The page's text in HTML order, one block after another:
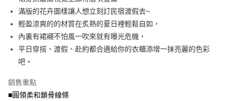
法說明評估內容。
【繳款方式說明】
1.分期款項不併入電信帳單，「大哥付你分期」於每月結算日後寄送繳費提
醒簡訊。
2.透過簡訊連結打開帳單後，可選擇「超商條碼／台灣大直營門市／銀行轉
帳／街口支付／iPASS MONEY」等通路繳費。
【注意事項】
用戶於交易時，得透過本服務購買商品或服務，並由商店將買賣／分期付款
買賣價金債權讓與本公司後，依約使用本公司帳單繳交帳款。
３．安心：先確認商品／服務後，再付款。
【「AFTEE先享後付」結帳流程】
１．於結帳方式選擇「AFTEE先享後付」後，將跳轉至「AFTEE先享後付」
２．訂單成立數日內，您將收到繳費通知簡訊。
３．收到繳費通知簡訊後14天內，點擊此簡訊中的連結，可透過四大超商／
※ 請注意：結帳手續完成當下不需立刻繳費，但若您需要取消訂單，請聯絡
購買商品的店家。未經商家同意取消之訂單仍視為有效，需透過AFTEE先享
後付繳納相關費用。
全家取貨付款
每筆NT$70，滿NT$699(含以上)免運費
付款後全家取貨
每筆NT$70，滿NT$799(含以上)免運費
滿版的花卉圖樣讓人想立刻訂民宿渡假去~
輕盈涼爽的的材質在炙熱的夏日裡輕鬆自如，
內裏有裙襯不怕風一吹來就有曝光危機，
平日穿搭、渡假、赴約都合適給你的衣櫃添增一抹亮麗的色彩
吧。
銷售重點
■圓領柔和鎖骨線條